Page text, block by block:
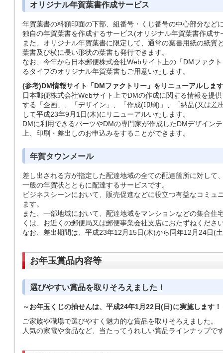
オリジナル年賀葉書作成サービス
年賀葉書の料額印面の下部、組番号・くじ番号の中心部分など
独自の年賀葉書を作成するサービス(オリジナル年賀葉書作成
また、オリジナル年賀葉書に限定して、通常の葉書用紙の紙質
葉書及び横に長い形状の葉書も発行できます。
なお、今年から日本郵便株式会社Webサイト上の「DMファク
るタイプのオリジナル年賀葉書もご用意いたします。
(参考)DM情報サイト「DMファクトリー」をリニューアルしま
日本郵便株式会社Webサイト上でDMの作成に関する情報を提
する「企画」、「デザイン」、「作成(印刷)」、「納品(又は差
して平成23年9月1日(木)にリニューアルいたします。
DMに利用できるパーツやDMの専門家が作成したDMデザイン
上、印刷・差出しのお申込みをすることができます。
年賀タウンメール
差し出される方が指定した配達地域の全ての配達箇所に対して
一般の年賀状とともに配達するサービスです。
ビジネスシーンにおいて、販売促進などに役立つ有益なコミュ
ます。
また、一部地域において、配達地域をマンションなどの集合住
くは、お近くの郵便局又は郵便事業会社支店におたずねくださ
なお、差出期間は、平成23年12月15日(木)から同年12月24日(
お年玉賞品内容等
選びやすい賞品を取りそろえました！
～お年玉くじの抽せんは、平成24年1月22日(日)に実施します！
ご家族や職場で選びやすく魅力的な賞品を取りそろえました。
人気の家電や食品など、当たってうれしい賞品ラインナップで